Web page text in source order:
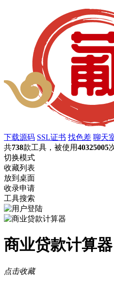
下载源码 SSL证书 找色差 聊天
共738款工具，被使用40325005
切换模式
收藏列表
放到桌面
收录申请
工具搜索
商业贷款计算器
点击收藏